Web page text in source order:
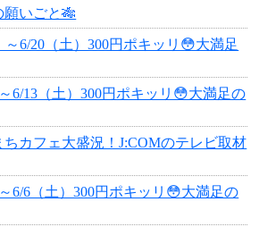
願いごと🎋
～6/20（土）300円ポキッリ😳大満足
6/13（土）300円ポキッリ😳大満足の
ちカフェ大盛況！J:COMのテレビ取材
6/6（土）300円ポキッリ😳大満足の